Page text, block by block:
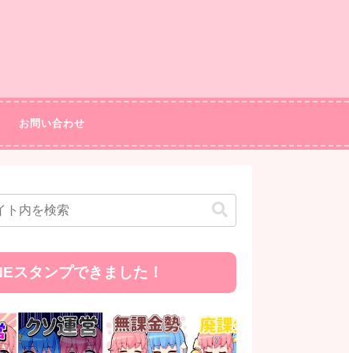
お問い合わせ
スタンプできました！